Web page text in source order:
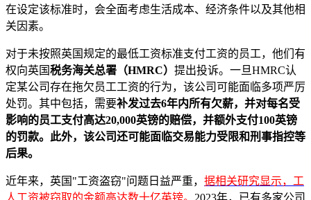
在设定该标准时，会全面考虑生活成本、经济条件以及其他相
关因素。
对于未按照英国规定的最低工资标准支付工资的员工，他们有
权向英国税务海关总署（HMRC） 提出投诉。一旦HMRC认
定某公司存在拖欠员工工资的行为，该公司可能面临多项严厉
处罚。其中包括，需要补发过去6年内所有欠薪，并对每名受
影响的员工支付高达20,000英镑的赔偿，并额外支付100英镑
的罚款。此外，该公司还可能面临交易能力受限和刑事指控等
后果。
近年来，英国"工资盗窃"问题日益严重， 据相关研究显示，工